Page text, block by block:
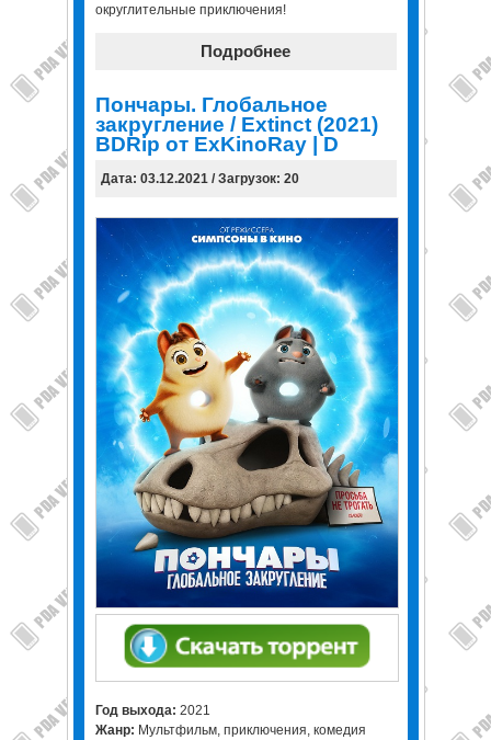
округлительные приключения!
Подробнее
Пончары. Глобальное
закругление / Extinct (2021)
BDRip от ExKinoRay | D
Дата: 03.12.2021 / Загрузок: 20
Год выхода: 2021
Жанр: Мультфильм, приключения, комедия